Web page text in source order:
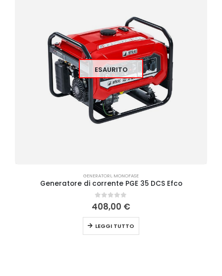
ESAURITO
GENERATORI, MONOFASE
Generatore di corrente PGE 35 DCS Efco
0Su 5
408,00 €
LEGGI TUTTO